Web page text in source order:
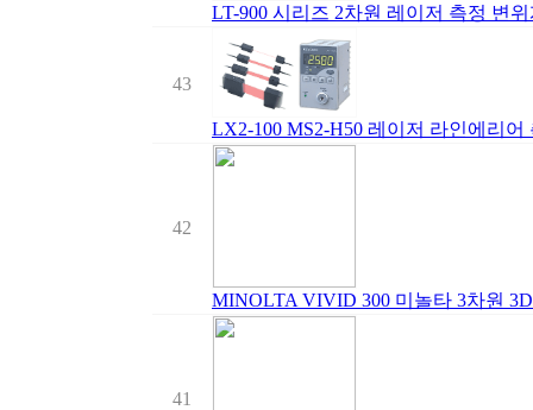
LT-900 시리즈 2차원 레이저 측정 변
43
LX2-100 MS2-H50 레이저 라인에리어
42
MINOLTA VIVID 300 미놀타 3차원
41